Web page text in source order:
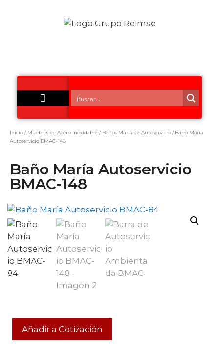
Inicio / Muebles de Acero Inoxidable / Baños Maria de Autoservicio / Baño María
Autoservicio BMAC-148
Baño María Autoservicio
BMAC-148
Añadir a Cotización